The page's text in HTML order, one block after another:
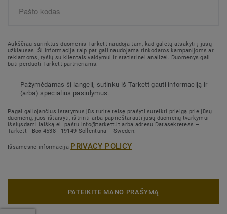
Aukščiau surinktus duomenis Tarkett naudoja tam, kad galėtų atsakyti į jūsų
užklausas. Ši informacija taip pat gali naudojama rinkodaros kampanijoms ar
reklamoms, ryšių su klientais valdymui ir statistinei analizei. Duomenys gali
būti perduoti Tarkett partneriams.
Pažymėdamas šį langelį, sutinku iš Tarkett gauti informaciją ir
(arba) specialius pasiūlymus.
Pagal galiojančius įstatymus jūs turite teisę prašyti suteikti prieigą prie jūsų
duomenų, juos ištaisyti, ištrinti arba paprieštarauti jūsų duomenų tvarkymui
išsiųsdami laišką el. paštu info@tarkett.lt arba adresu Datasekretess –
Tarkett - Box 4538 - 19149 Sollentuna – Sweden.
Išsamesnė informacija PRIVACY POLICY
PATEIKITE MANO PRAŠYMĄ